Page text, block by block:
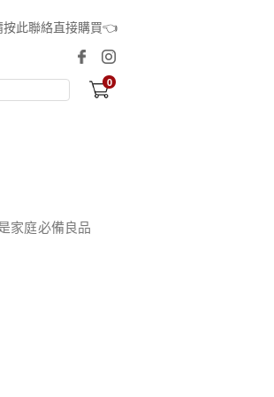
此聯絡直接購買👈
0
家庭必備良品